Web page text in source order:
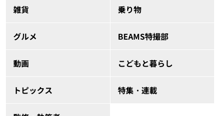
雑貨 乗り物
グルメ BEAMS特撮部
動画 こどもと暮らし
トピックス 特集・連載